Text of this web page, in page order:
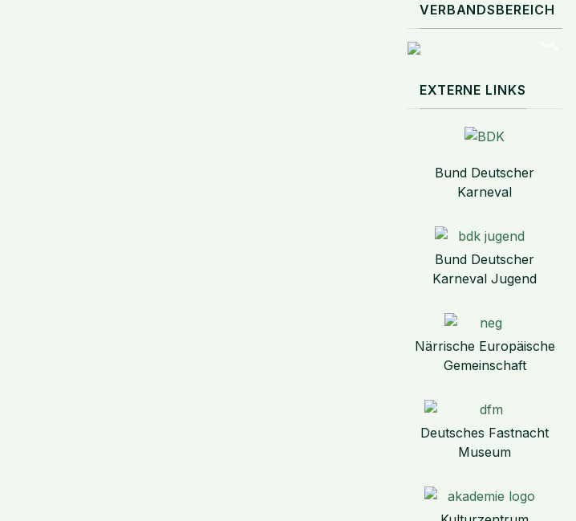
VERBANDSBEREICH
EXTERNE LINKS
Bund Deutscher
Karneval
Bund Deutscher
Karneval Jugend
Närrische Europäische
Gemeinschaft
Deutsches Fastnacht
Museum